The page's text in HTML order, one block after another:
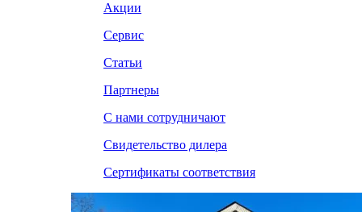
Акции
Сервис
Статьи
Партнеры
С нами сотрудничают
Свидетельство дилера
Сертификаты соответствия